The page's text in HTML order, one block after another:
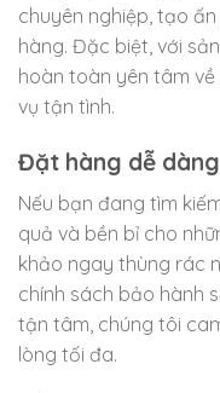
chuyên nghiệp, tạo
hàng. Đặc biệt, với
hoàn toàn yên tâm
vụ tận tình.
Đặt hàng dễ
Nếu bạn đang tìm
quả và bền bỉ cho
khảo ngay thùng rác
chính sách bảo hành
tận tâm, chúng tôi
lòng tối đa.